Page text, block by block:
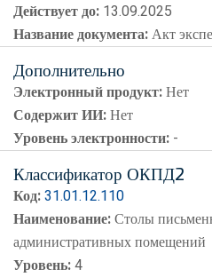
Действует до: 13.09.2025
Название документа:Акт
Дополнительно
Электронный продукт:Нет
Содержит ИИ:Нет
Уровень электронности: -
Классификатор ОКПД2
Код:31.01.12.110
Наименование:Столы
административных помещений
Уровень:4